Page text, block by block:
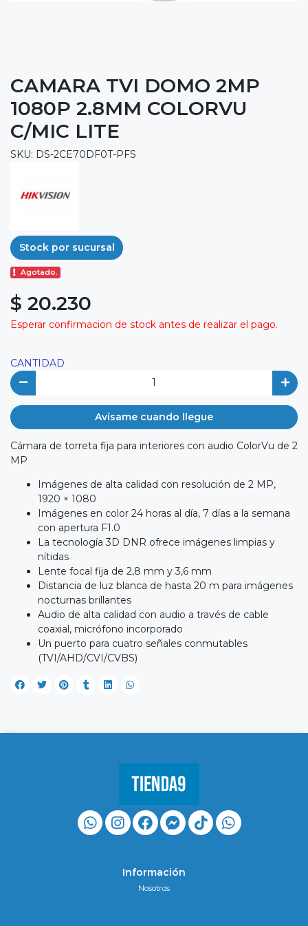
CAMARA TVI DOMO 2MP
1080P 2.8MM COLORVU
C/MIC LITE
SKU: DS-2CE70DF0T-PFS
Stock por sucursal
Agotado.
$ 20.230
Esperar confirmacion de stock antes de realizar el pago.
CANTIDAD
Avísame cuando llegue
Cámara de torreta fija para interiores con audio ColorVu de 2
MP
Imágenes de alta calidad con resolución de 2 MP,
1920 × 1080
Imágenes en color 24 horas al día, 7 días a la semana
con apertura F1.0
La tecnología 3D DNR ofrece imágenes limpias y
nítidas
Lente focal fija de 2,8 mm y 3,6 mm
Distancia de luz blanca de hasta 20 m para imágenes
nocturnas brillantes
Audio de alta calidad con audio a través de cable
coaxial, micrófono incorporado
Un puerto para cuatro señales conmutables
(TVI/AHD/CVI/CVBS)
Información
Nosotros